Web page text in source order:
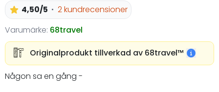
4,50/5
2 kundrecensioner
Varumärke: 68travel
Originalprodukt tillverkad av 68travel™️
Någon sa en gång -